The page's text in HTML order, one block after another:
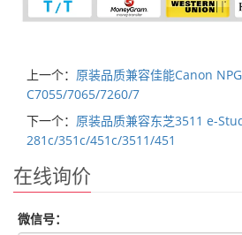
上一个： 原装品质兼容佳能Canon
C7055/7065/7260/7
下一个： 原装品质兼容东芝3511 e-
281c/351c/451c/3511/451
在线询价
微信号：